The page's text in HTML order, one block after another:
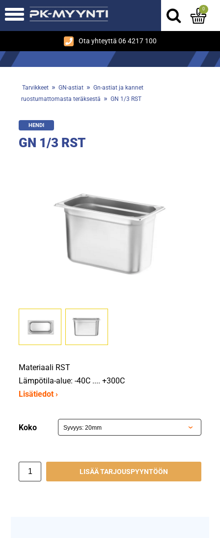
Ota yhteyttä 06 4217 100
0
Tarvikkeet » GN-astiat » Gn-astiat ja kannet
ruostumattomasta teräksestä » GN 1/3 RST
HENDI
GN 1/3 RST
Materiaali RST
Lämpötila-alue: -40C .... +300C
Lisätiedot ›
Koko
LISÄÄ TARJOUSPYYNTÖÖN